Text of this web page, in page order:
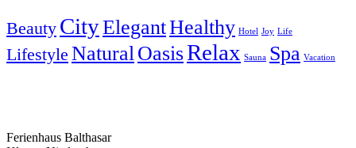
Beauty CityElegantHealthy Hotel Joy Life
Lifestyle NaturalOasisRelax Sauna Spa Vacation
Ferienhaus Balthasar